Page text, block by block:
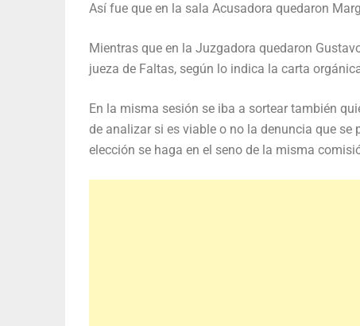
Así fue que en la sala Acusadora quedaron
Mientras que en la Juzgadora quedaron
jueza de Faltas, según lo indica la carta
En la misma sesión se iba a sortear también
de analizar si es viable o no la denuncia que se
elección se haga en el seno de la misma